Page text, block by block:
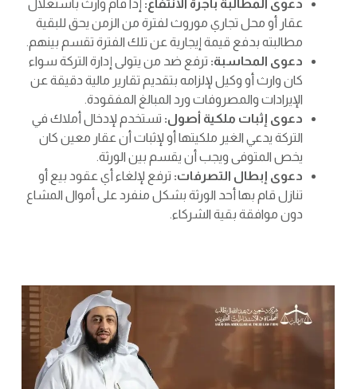
دعوى المطالبة بأجرة الانتفاع: إذا قام وارث باستغلال
عقار أو محل تجاري موروث لفترة من الزمن يحق للبقية
مطالبته بدفع قيمة إيجارية عن تلك الفترة تقسم بينهم.
دعوى المحاسبة: ترفع ضد من يتولى إدارة التركة سواء
كان وارث أو وكيل لإلزامه بتقديم تقارير مالية دقيقة عن
الإيرادات والمصروفات ورد المبالغ المفقودة.
دعوى إثبات ملكية أصول: تستخدم لإدخال أملاك في
التركة يدعي الغير ملكيتها أو لإثبات أن عقار معين كان
يخص المتوفى ويجب أن يقسم بين الورثة.
دعوى إبطال التصرفات: ترفع لإلغاء أي عقود بيع أو
تنازل قام بها أحد الورثة بشكل منفرد على أموال المشاع
دون موافقة بقية الشركاء.